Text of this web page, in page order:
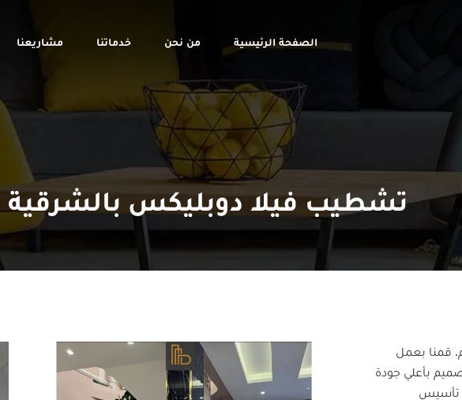
الصفحة الرئيسية من نحن خدماتنا مشاريعنا
تشطيب فيلا دوبليكس بالشرقية
قمنا بعمل
بأعلي جودة
تأسيس